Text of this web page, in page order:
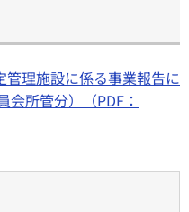
管理施設に係る事業報告に
会所管分）（PDF：